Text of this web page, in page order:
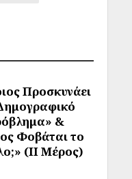
Προσκυνάει
&
Φοβάται το
(ΙΙ Μέρος)